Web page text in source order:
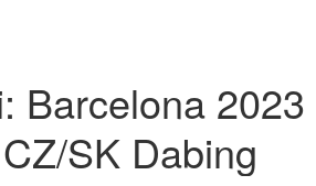
Barcelona 2023
SK Dabing